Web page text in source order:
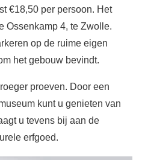
€18,50 per persoon. Het
Ossenkamp 4, te Zwolle.
op de ruime eigen
het gebouw bevindt.
proeven. Door een
kunt u genieten van
u tevens bij aan de
erfgoed.